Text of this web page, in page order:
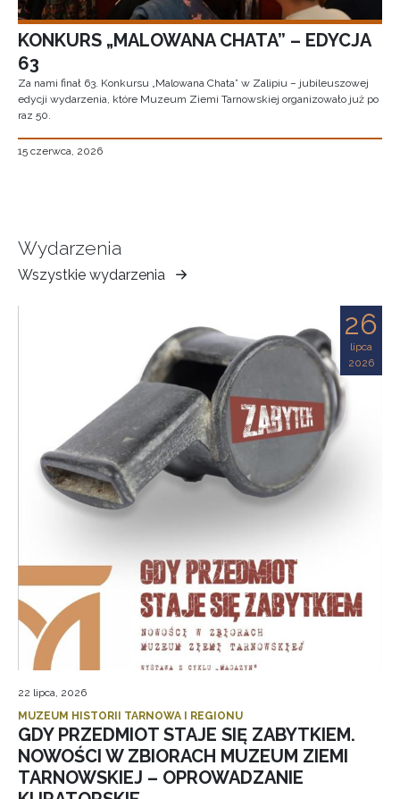
KONKURS „MALOWANA CHATA” – EDYCJA
63
Za nami finał 63. Konkursu „Malowana Chata” w Zalipiu – jubileuszowej
edycji wydarzenia, które Muzeum Ziemi Tarnowskiej organizowało już po
raz 50.
15 czerwca, 2026
Wydarzenia
Wszystkie wydarzenia
Muzeum
Ziemi
26
lipca
2026
22 lipca, 2026
MUZEUM HISTORII TARNOWA I REGIONU
GDY PRZEDMIOT STAJE SIĘ ZABYTKIEM.
NOWOŚCI W ZBIORACH MUZEUM ZIEMI
TARNOWSKIEJ – OPROWADZANIE